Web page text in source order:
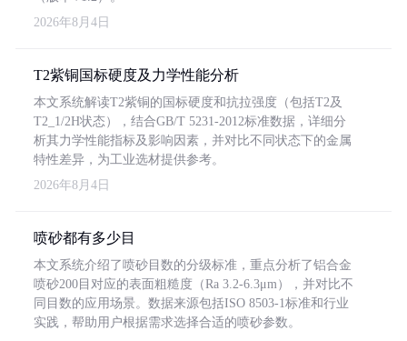
2026年8月4日
T2紫铜国标硬度及力学性能分析
本文系统解读T2紫铜的国标硬度和抗拉强度（包括T2及
T2_1/2H状态），结合GB/T 5231-2012标准数据，详细分
析其力学性能指标及影响因素，并对比不同状态下的金属
特性差异，为工业选材提供参考。
2026年8月4日
喷砂都有多少目
本文系统介绍了喷砂目数的分级标准，重点分析了铝合金
喷砂200目对应的表面粗糙度（Ra 3.2-6.3μm），并对比不
同目数的应用场景。数据来源包括ISO 8503-1标准和行业
实践，帮助用户根据需求选择合适的喷砂参数。